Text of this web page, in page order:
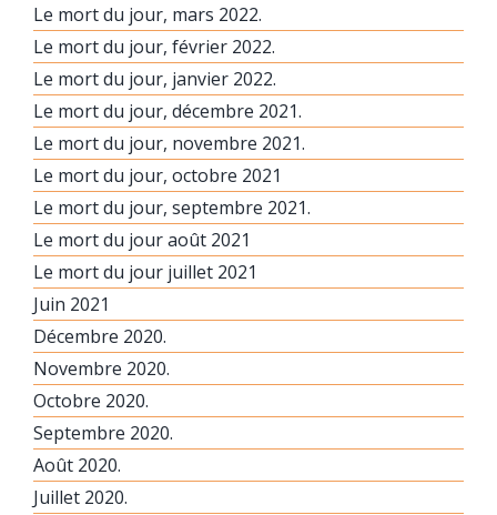
Le mort du jour, mars 2022.
Le mort du jour, février 2022.
Le mort du jour, janvier 2022.
Le mort du jour, décembre 2021.
Le mort du jour, novembre 2021.
Le mort du jour, octobre 2021
Le mort du jour, septembre 2021.
Le mort du jour août 2021
Le mort du jour juillet 2021
Juin 2021
Décembre 2020.
Novembre 2020.
Octobre 2020.
Septembre 2020.
Août 2020.
Juillet 2020.